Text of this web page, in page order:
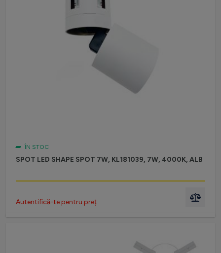
ÎN STOC
SPOT LED SHAPE SPOT 7W, KL181039, 7W, 4000K, ALB
Autentifică-te pentru preț